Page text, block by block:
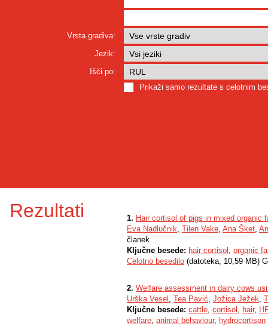
Vrsta gradiva:
Jezik:
Išči po:
Prikaži samo rezultate s celotnim
Rezultati 1. Hair cortisol of pigs in mixed organic
Eva Nadlučnik, Tilen Vake, Ana Šket,
članek
Ključne besede: hair cortisol , organic
Celotno besedilo (datoteka, 10,59 MB)
2. Welfare assessment in dairy cows
Urška Vesel , Tea Pavić, Jožica Ježek,
Ključne besede: cattle, cortisol , hair,
welfare, animal behaviour, hydrocortison